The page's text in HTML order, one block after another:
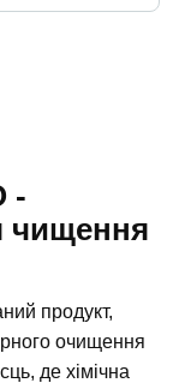
-
чищення
продукт,
очищення
де хімічна